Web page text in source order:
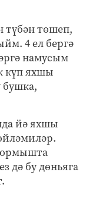
түбән төшеп,
4 ел бергә
намусым
күп яхшы
бушка,
йә яхшы
дә бу дөньяга